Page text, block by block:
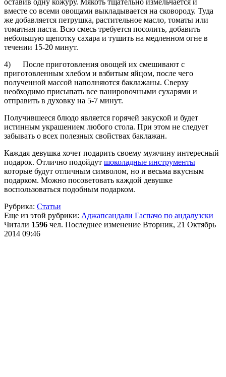
вместе со всеми овощами выкладывается на сковороду. Туда
же добавляется петрушка, растительное масло, томаты или
томатная паста. Всю смесь требуется посолить, добавить
небольшую щепотку сахара и тушить на медленном огне в
течении 15-20 минут.
4) После приготовления овощей их смешивают с
приготовленным хлебом и взбитым яйцом, после чего
полученной массой наполняются баклажаны. Сверху
необходимо присыпать все панировочными сухарями и
отправить в духовку на 5-7 минут.
Получившееся блюдо является горячей закуской и будет
истинным украшением любого стола. При этом не следует
забывать о всех полезных свойствах баклажан.
Каждая девушка хочет подарить своему мужчину интересный
подарок. Отлично подойдут шоколадные инструменты
которые будут отличным символом, но и весьма вкусным
подарком. Можно посоветовать каждой девушке
воспользоваться подобным подарком.
Рубрика: Статьи
Еще из этой рубрики: Аджапсандали Гаспачо по андалузски
Читали 1596 чел. Последнее изменение Вторник, 21 Октябрь
2014 09:46